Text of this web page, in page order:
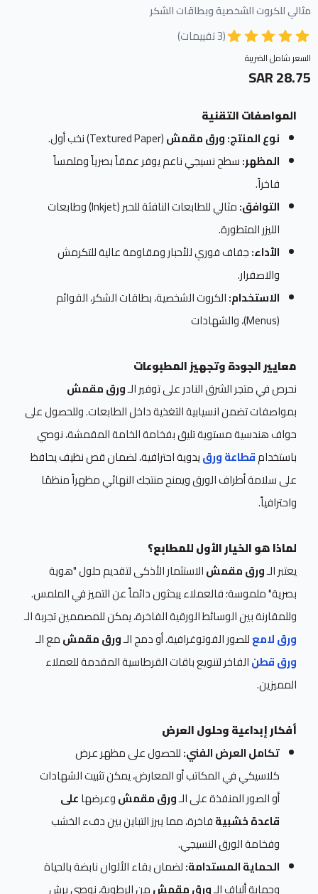
مثالي للكروت الشخصية وبطاقات الشكر
(3 تقييمات)
السعر شامل الضريبة
28.75 SAR
المواصفات التقنية
نوع المنتج:ورق مقمش(Textured Paper) نخب أول.
المظهر:سطح نسيجي ناعم يوفر عمقاً بصرياً وملمساً
فاخراً.
التوافق:
مثالي للطابعات النافثة للحبر (Inkjet) وطابعات
الليزر المتطورة.
الأداء:جفاف فوري للأحبار ومقاومة عالية للتكرمش
والاصفرار.
الاستخدام:الكروت الشخصية، بطاقات الشكر، القوائم
(Menus)، والشهادات
معايير الجودة وتجهيز المطبوعات
نحرص في متجر الشرق النادر على توفير الـورق مقمش
بمواصفات تضمن انسيابية التغذية داخل الطابعات. وللحصول على
حواف هندسية مستوية تليق بفخامة الخامة المقمشة، نوصي
باستخدامقطاعة ورقيدوية احترافية، لضمان قص نظيف يحافظ
على سلامة أطراف الورق ويمنح منتجك النهائي مظهراً منظمًا
واحترافياً.
لماذا هو الخيار الأول للمطابع؟
يعتبر الـورق مقمشالاستثمار الأذكى لتقديم حلول "هوية
بصرية" ملموسة؛ فالعملاء يبحثون دائماً عن التميز في الملمس.
وللمقارنة بين الوسائط الورقية الفاخرة، يمكن للمصممين تجربة الـ
ورق لامعللصور الفوتوغرافية، أو دمج الـورق مقمشمع الـ
ورق قطنالفاخر لتنويع باقات القرطاسية المقدمة للعملاء
المميزين.
أفكار إبداعية وحلول العرض
تكامل العرض الفني:للحصول على مظهر عرض
كلاسيكي في المكاتب أو المعارض، يمكن تثبيت الشهادات
أو الصور المنفذة على الـورق مقمشوعرضهاعلى
قاعدة خشبيةفاخرة، مما يبرز التباين بين دفء الخشب
وفخامة الورق النسيجي.
الحماية المستدامة:لضمان بقاء الألوان نابضة بالحياة
وحماية ألياف الـورق مقمشمن الرطوبة، نوصي برش